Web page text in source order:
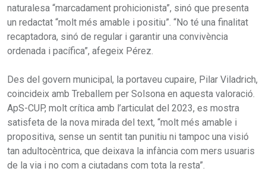
naturalesa “marcadament prohicionista”, sinó que presenta
un redactat “molt més amable i positiu”. “No té una finalitat
recaptadora, sinó de regular i garantir una convivència
ordenada i pacífica”, afegeix Pérez.
Des del govern municipal, la portaveu cupaire, Pilar Viladrich,
coincideix amb Treballem per Solsona en aquesta valoració.
ApS-CUP, molt crítica amb l’articulat del 2023, es mostra
satisfeta de la nova mirada del text, “molt més amable i
propositiva, sense un sentit tan punitiu ni tampoc una visió
tan adultocèntrica, que deixava la infància com mers usuaris
de la via i no com a ciutadans com tota la resta”.